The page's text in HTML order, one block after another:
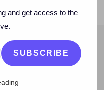
Versuri.ro – eOk.ro
and get access to the
SUBSCRIBE